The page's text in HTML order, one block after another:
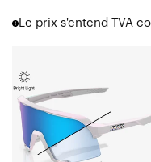
Le prix s'entend TVA
Verre
photochromique
BastilleBlue
Mirror